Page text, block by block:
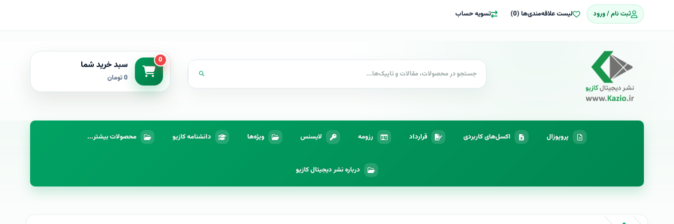
ثبت نام / ورود لیست علاقه‌مندی‌ها (0) تسویه حساب
0 سبد خرید شما
0 تومان
پروپوزال اکسل‌های کاربردی قرارداد رزومه لایسنس ویژه‌ها دانشنامه کازیو محصولات بیشتر...
درباره نشر دیجیتال کازیو